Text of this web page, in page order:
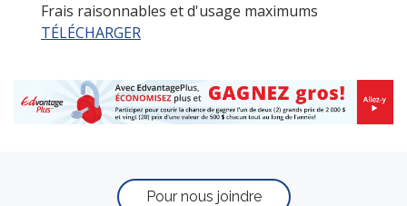
Frais raisonnables et d'usage maximums
TÉLÉCHARGER
Pour nous joindre